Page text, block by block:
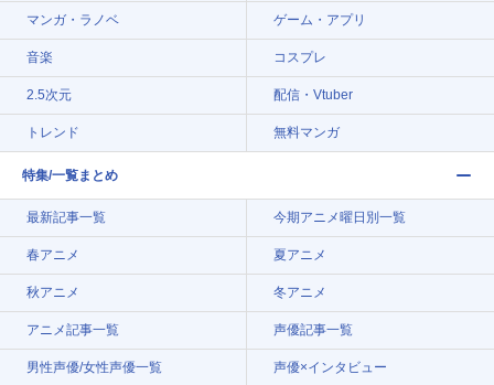
マンガ・ラノベ ゲーム・アプリ
音楽 コスプレ
2.5次元 配信・Vtuber
トレンド 無料マンガ
特集/一覧まとめ
最新記事一覧 今期アニメ曜日別一覧
春アニメ 夏アニメ
秋アニメ 冬アニメ
アニメ記事一覧 声優記事一覧
男性声優/女性声優一覧 声優×インタビュー